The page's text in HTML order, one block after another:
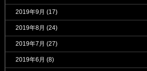
2019年9月 (17)
2019年8月 (24)
2019年7月 (27)
2019年6月 (8)